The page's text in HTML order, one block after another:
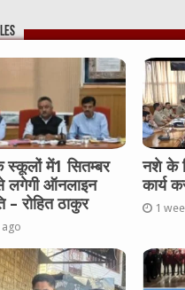
में1 सितम्बर
लगेगी ऑनलाइन
– रोहित ठाकुर
नशे के
कार्य
1